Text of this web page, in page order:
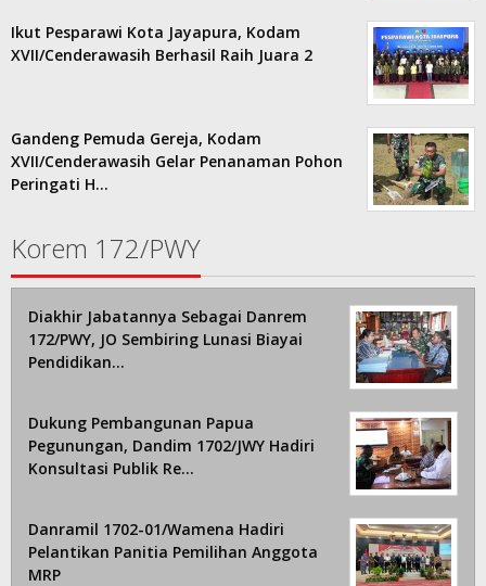
Ikut Pesparawi Kota Jayapura, Kodam
XVII/Cenderawasih Berhasil Raih Juara 2
Gandeng Pemuda Gereja, Kodam
XVII/Cenderawasih Gelar Penanaman Pohon
Peringati H…
Korem 172/PWY
Diakhir Jabatannya Sebagai Danrem
172/PWY, JO Sembiring Lunasi Biayai
Pendidikan…
Dukung Pembangunan Papua
Pegunungan, Dandim 1702/JWY Hadiri
Konsultasi Publik Re…
Danramil 1702-01/Wamena Hadiri
Pelantikan Panitia Pemilihan Anggota
MRP